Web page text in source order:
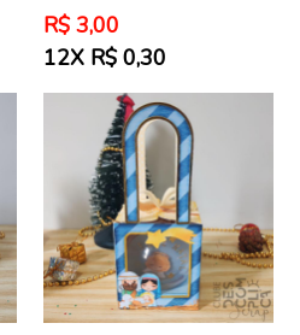
Preço
normal
R$ 3,00
12X R$ 0,30